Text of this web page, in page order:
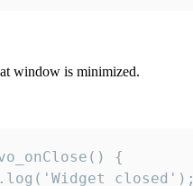
window is minimized.
{
closed');